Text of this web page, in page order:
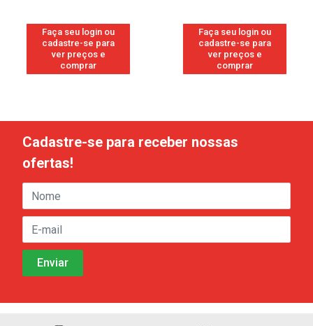
Faça seu login ou
cadastre-se para
ver preços e
comprar
Faça seu login ou
cadastre-se para
ver preços e
comprar
Cadastre-se para receber nossas
ofertas!